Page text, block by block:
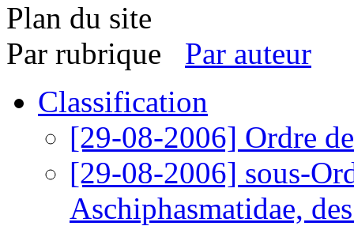
Plan du site
Par rubrique
Par auteur
Classification
[29-08-2006] Ordre
[29-08-2006] sous-
Aschiphasmatidae,